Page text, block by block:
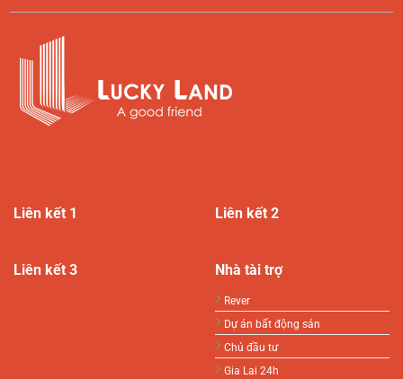
Liên kết 1 Liên kết 2
Liên kết 3 Nhà tài trợ
Rever
Dự án bất động sản
Chủ đầu tư
Gia Lai 24h